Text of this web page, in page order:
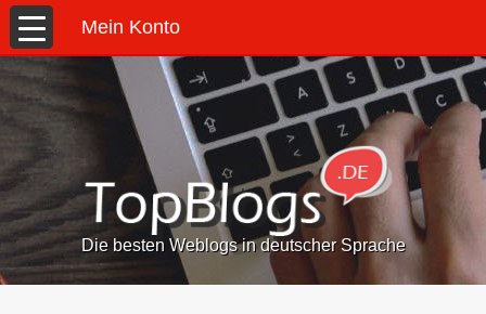
Mein Konto
Die besten Weblogs in deutscher Sprache